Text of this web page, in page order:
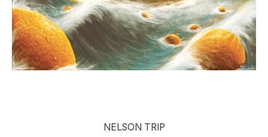
NELSON TRIP